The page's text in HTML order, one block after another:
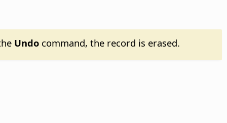
Undocommand, the record is erased.